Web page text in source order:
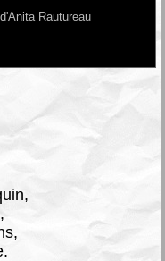
Rautureau